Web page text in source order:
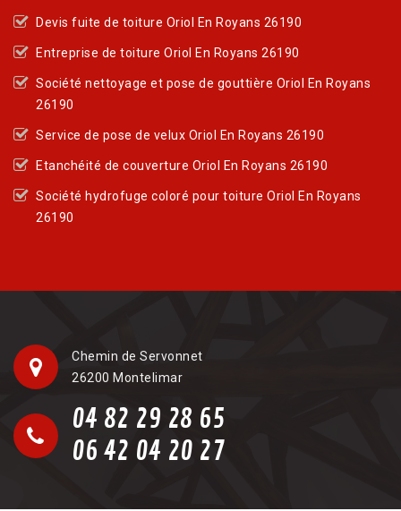
Devis fuite de toiture Oriol En Royans 26190
Entreprise de toiture Oriol En Royans 26190
Société nettoyage et pose de gouttière Oriol En Royans
26190
Service de pose de velux Oriol En Royans 26190
Etanchéité de couverture Oriol En Royans 26190
Société hydrofuge coloré pour toiture Oriol En Royans
26190
Chemin de Servonnet
26200 Montelimar
04 82 29 28 65
06 42 04 20 27